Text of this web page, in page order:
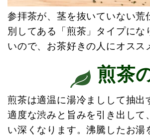
参拝茶が、茎を抜いていない
別してある「煎茶」タイプに
いので、お茶好きの人にオスス
煎茶
煎茶は適温に湯冷ましして抽出
適度な渋みと旨みを引き出して
い深くなります。沸騰したお湯